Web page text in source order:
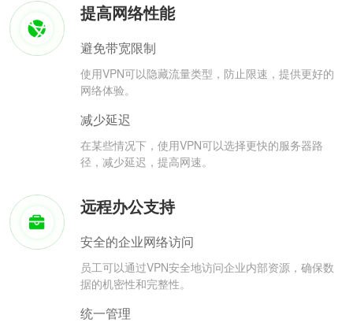
提高网络性能
避免带宽限制
使用VPN可以隐藏流量类型，防止限速，提供更好的
网络体验。
减少延迟
在某些情况下，使用VPN可以选择更快的服务器路
径，减少延迟，提高网速。
远程办公支持
安全的企业网络访问
员工可以通过VPN安全地访问企业内部资源，确保数
据的机密性和完整性。
统一管理